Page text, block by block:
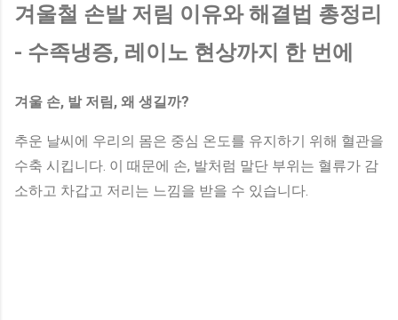
겨울철 손발 저림 이유와 해결법 총정리
- 수족냉증, 레이노 현상까지 한 번에
겨울 손, 발 저림, 왜 생길까?
추운 날씨에 우리의 몸은 중심 온도를 유지하기 위해 혈관을
수축 시킵니다. 이 때문에 손, 발처럼 말단 부위는 혈류가 감
소하고 차갑고 저리는 느낌을 받을 수 있습니다.